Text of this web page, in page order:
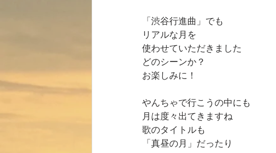
「渋谷行進曲」でも
リアルな月を
使わせていただきました
どのシーンか？
お楽しみに！
やんちゃで行こうの中にも
月は度々出てきますね
歌のタイトルも
「真昼の月」だったり